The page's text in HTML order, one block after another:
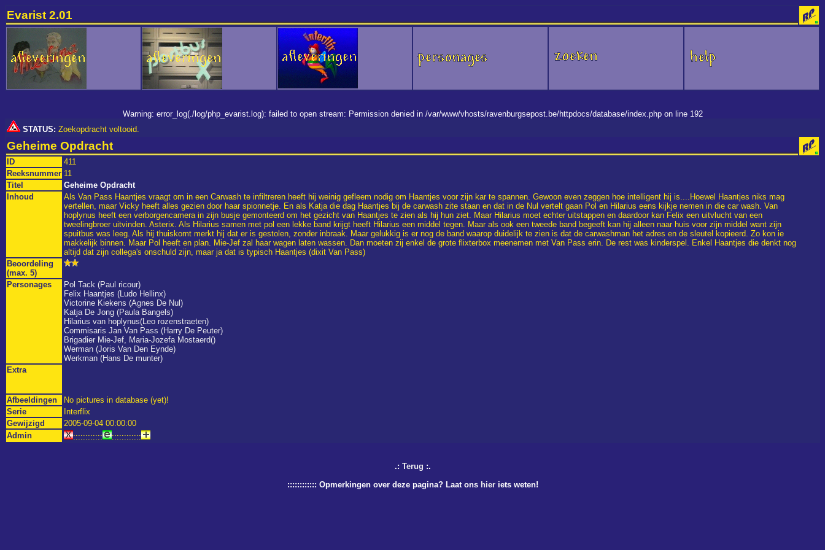
Evarist 2.01
Warning: error_log(./log/php_evarist.log): failed to open stream: Permission denied in /var/www/vhosts/ravenburgsepost.be/httpdocs/database/index.php on line 192
STATUS: Zoekopdracht voltooid.
Geheime Opdracht
ID
411
Reeksnummer 11
Titel
Geheime Opdracht
Inhoud
Als Van Pass Haantjes vraagt om in een Carwash te infiltreren heeft hij weinig gefleem nodig om Haantjes voor zijn kar te spannen. Gewoon even zeggen hoe intelligent hij is....Hoewel Haantjes niks mag
vertellen, maar Vicky heeft alles gezien door haar spionnetje. En als Katja die dag Haantjes bij de carwash zite staan en dat in de Nul vertelt gaan Pol en Hilarius eens kijkje nemen in die car wash. Van
hoplynus heeft een verborgencamera in zijn busje gemonteerd om het gezicht van Haantjes te zien als hij hun ziet. Maar Hilarius moet echter uitstappen en daardoor kan Felix een uitvlucht van een
tweelingbroer uitvinden. Asterix. Als Hilarius samen met pol een lekke band krijgt heeft Hilarius een middel tegen. Maar als ook een tweede band begeeft kan hij alleen naar huis voor zijn middel want zijn
spuitbus was leeg. Als hij thuiskomt merkt hij dat er is gestolen, zonder inbraak. Maar gelukkig is er nog de band waarop duidelijk te zien is dat de carwashman het adres en de sleutel kopieerd. Zo kon ie
makkelijk binnen. Maar Pol heeft en plan. Mie-Jef zal haar wagen laten wassen. Dan moeten zij enkel de grote flixterbox meenemen met Van Pass erin. De rest was kinderspel. Enkel Haantjes die denkt nog
altijd dat zijn collega's onschuld zijn, maar ja dat is typisch Haantjes (dixit Van Pass)
Beoordeling
(max. 5)
Personages
Pol Tack (Paul ricour)
Felix Haantjes (Ludo Hellinx)
Victorine Kiekens (Agnes De Nul)
Katja De Jong (Paula Bangels)
Hilarius van hoplynus(Leo rozenstraeten)
Commisaris Jan Van Pass (Harry De Peuter)
Brigadier Mie-Jef, Maria-Jozefa Mostaerd()
Werman (Joris Van Den Eynde)
Werkman (Hans De munter)
Extra
Afbeeldingen
No pictures in database (yet)!
Serie
Interflix
Gewijzigd
2005-09-04 00:00:00
Admin
:::::::::::: ::::::::::::
.: Terug :.
:::::::::::: Opmerkingen over deze pagina? Laat ons hieriets weten!